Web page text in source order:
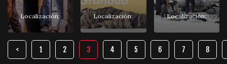
Localización: Localización: Localización:
1 2 3 4 5 6 7 8